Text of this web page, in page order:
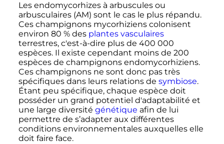
Les endomycorhizes à arbuscules ou
arbusculaires (AM) sont le cas le plus répandu.
Ces champignons mycorhiziens colonisent
environ 80 % des plantes vasculaires
terrestres, c'est-à-dire plus de 400 000
espèces. Il existe cependant moins de 200
espèces de champignons endomycorhiziens.
Ces champignons ne sont donc pas très
spécifiques dans leurs relations de symbiose.
Étant peu spécifique, chaque espèce doit
posséder un grand potentiel d'adaptabilité et
une large diversité génétique afin de lui
permettre de s’adapter aux différentes
conditions environnementales auxquelles elle
doit faire face.